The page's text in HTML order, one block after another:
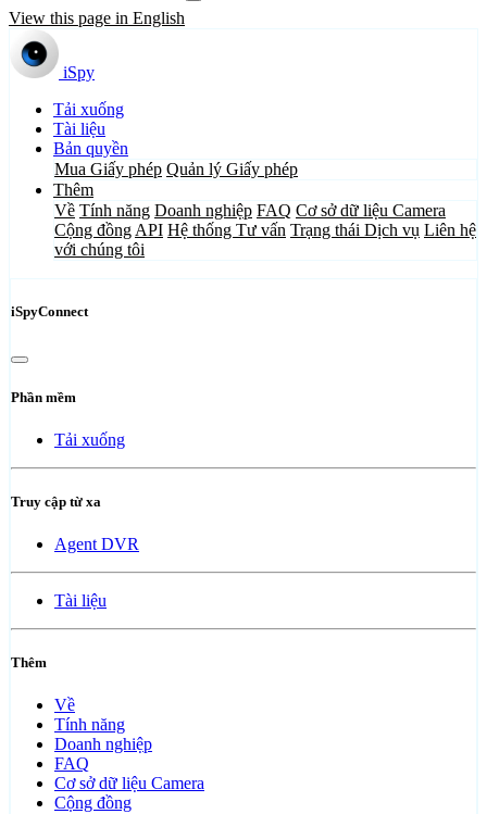
View this page in English
iSpy
Tải xuống
Tài liệu
Bản quyền
Mua Giấy phép Quản lý Giấy phép
Thêm
Về Tính năng Doanh nghiệp FAQ Cơ sở dữ liệu Camera
Cộng đồng API Hệ thống Tư vấn Trạng thái Dịch vụ Liên hệ
với chúng tôi
iSpyConnect
Phần mềm
Tải xuống
Truy cập từ xa
Agent DVR
Tài liệu
Thêm
Về
Tính năng
Doanh nghiệp
FAQ
Cơ sở dữ liệu Camera
Cộng đồng